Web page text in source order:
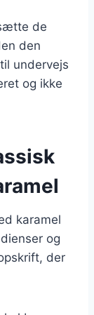
de
den
undervejs
og ikke
karamel
og
der